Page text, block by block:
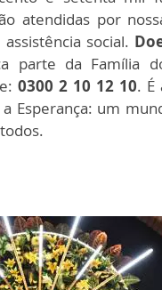
atendidas por
social.
parte da Família
0300 2 10 12 10. É
Esperança: um